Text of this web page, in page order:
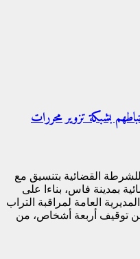
بشبكة تزوير محررات
القضائية بتنسيق مع
بمدينة فاس، بناءا على
العامة لمراقبة التراب
توقيف أربعة أشخاص، من